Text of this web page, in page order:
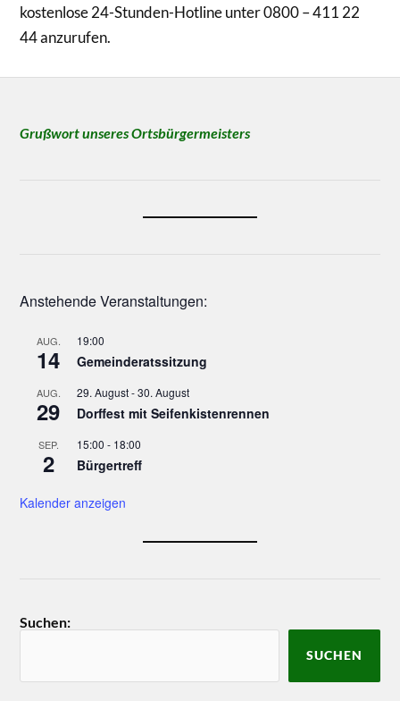
kostenlose 24-Stunden-Hotline unter 0800 – 411 22
44 anzurufen.
Grußwort unseres Ortsbürgermeisters
Anstehende Veranstaltungen:
AUG.
14
19:00
Gemeinderatssitzung
AUG.
29
29. August-30. August
Dorffest mit Seifenkistenrennen
SEP.
2
15:00 - 18:00
Bürgertreff
Kalender anzeigen
Suchen:
SUCHEN